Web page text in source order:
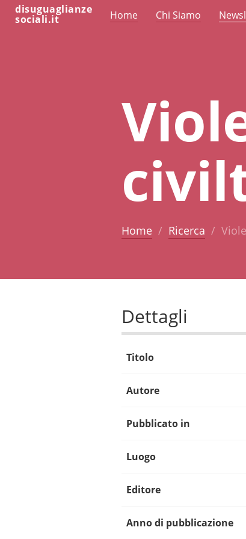
disuguaglianze
sociali.it Home Chi Siamo
Home Ricerca
Dettagli
Titolo
Autore
Pubblicato in
Luogo
Editore
Anno di pubblicazione